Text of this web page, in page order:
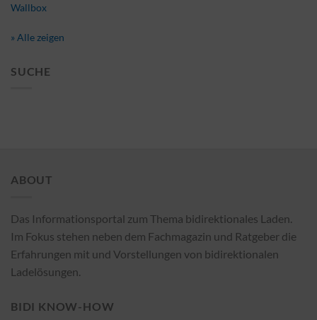
Wallbox
» Alle zeigen
SUCHE
ABOUT
Das Informationsportal zum Thema bidirektionales Laden.
Im Fokus stehen neben dem Fachmagazin und Ratgeber die
Erfahrungen mit und Vorstellungen von bidirektionalen
Ladelösungen.
BIDI KNOW-HOW